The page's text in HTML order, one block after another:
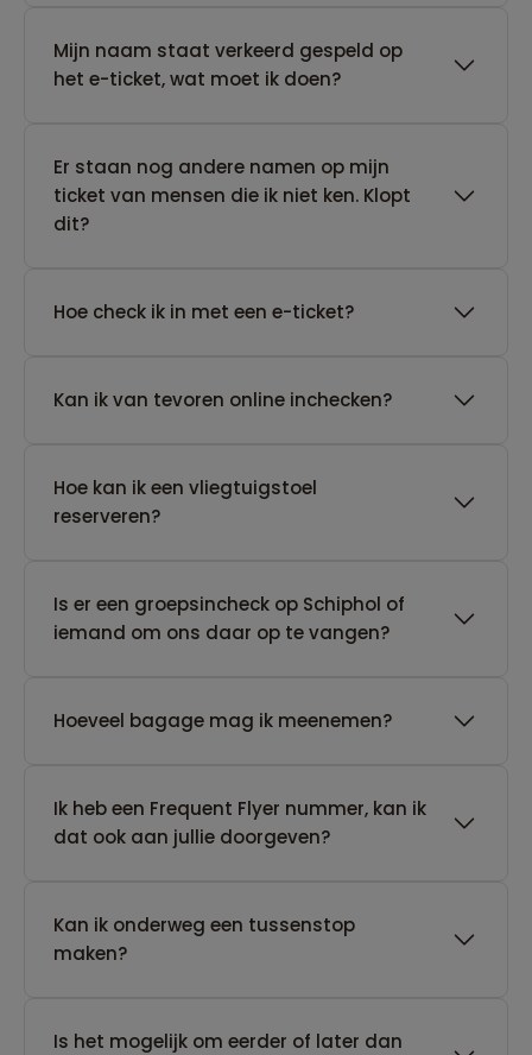
Mijn naam staat verkeerd gespeld op
het e-ticket, wat moet ik doen?
Er staan nog andere namen op mijn
ticket van mensen die ik niet ken. Klopt
dit?
Hoe check ik in met een e-ticket?
Kan ik van tevoren online inchecken?
Hoe kan ik een vliegtuigstoel
reserveren?
Is er een groepsincheck op Schiphol of
iemand om ons daar op te vangen?
Hoeveel bagage mag ik meenemen?
Ik heb een Frequent Flyer nummer, kan ik
dat ook aan jullie doorgeven?
Kan ik onderweg een tussenstop
maken?
Is het mogelijk om eerder of later dan